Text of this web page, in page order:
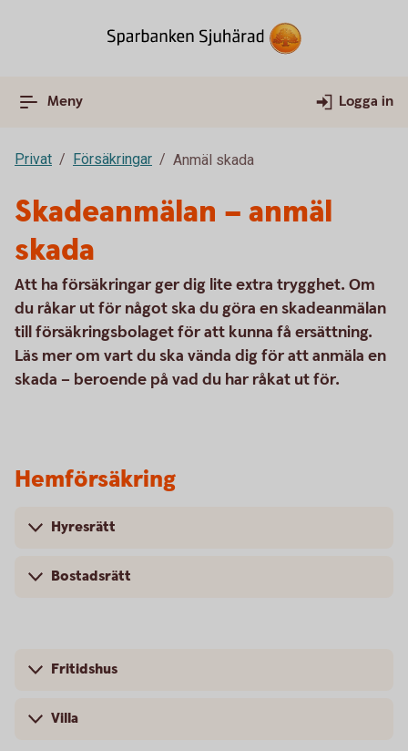
Meny Logga in
Privat Försäkringar Anmäl skada
Skadeanmälan – anmäl
skada
Att ha försäkringar ger dig lite extra trygghet. Om
du råkar ut för något ska du göra en skadeanmälan
till försäkringsbolaget för att kunna få ersättning.
Läs mer om vart du ska vända dig för att anmäla en
skada – beroende på vad du har råkat ut för.
Hemförsäkring
Hyresrätt
Bostadsrätt
Fritidshus
Villa